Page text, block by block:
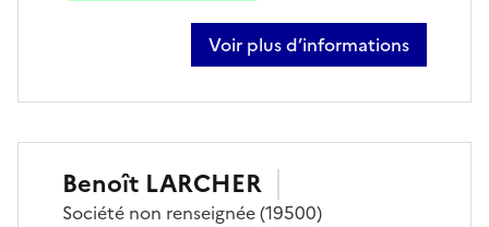
Voir plus d’informations
sur jean-michel bouvot
Benoît LARCHER
Société non renseignée(19500)